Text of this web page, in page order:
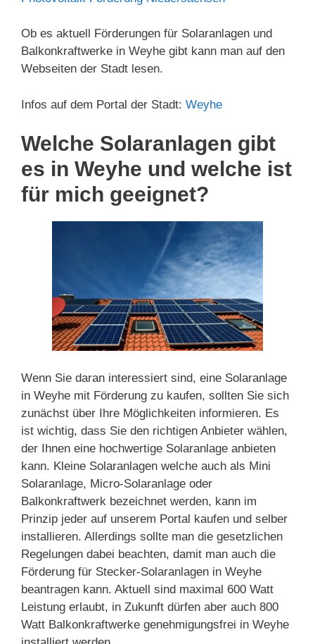
Ob es aktuell Förderungen für Solaranlagen und
Balkonkraftwerke in Weyhe gibt kann man auf den
Webseiten der Stadt lesen.
Infos auf dem Portal der Stadt: Weyhe
Welche Solaranlagen gibt
es in Weyhe und welche ist
für mich geeignet?
Wenn Sie daran interessiert sind, eine Solaranlage
in Weyhe mit Förderung zu kaufen, sollten Sie sich
zunächst über Ihre Möglichkeiten informieren. Es
ist wichtig, dass Sie den richtigen Anbieter wählen,
der Ihnen eine hochwertige Solaranlage anbieten
kann. Kleine Solaranlagen welche auch als Mini
Solaranlage, Micro-Solaranlage oder
Balkonkraftwerk bezeichnet werden, kann im
Prinzip jeder auf unserem Portal kaufen und selber
installieren. Allerdings sollte man die gesetzlichen
Regelungen dabei beachten, damit man auch die
Förderung für Stecker-Solaranlagen in Weyhe
beantragen kann. Aktuell sind maximal 600 Watt
Leistung erlaubt, in Zukunft dürfen aber auch 800
Watt Balkonkraftwerke genehmigungsfrei in Weyhe